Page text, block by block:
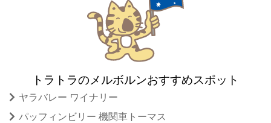
トラトラのメルボルンおすすめスポット
ヤラバレー ワイナリー
パッフィンビリー 機関車トーマス